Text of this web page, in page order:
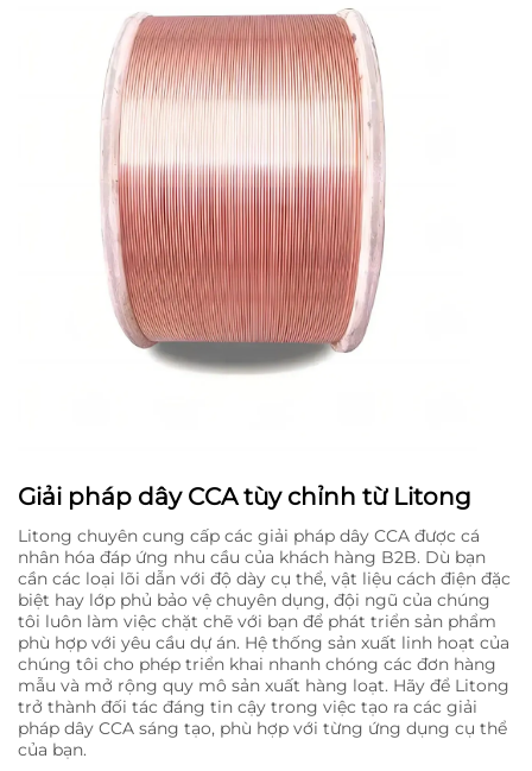
Giải pháp dây CCA tùy chỉnh từ Litong
Litong chuyên cung cấp các giải pháp dây CCA được cá
nhân hóa đáp ứng nhu cầu của khách hàng B2B. Dù bạn
cần các loại lõi dẫn với độ dày cụ thể, vật liệu cách điện đặc
biệt hay lớp phủ bảo vệ chuyên dụng, đội ngũ của chúng
tôi luôn làm việc chặt chẽ với bạn để phát triển sản phẩm
phù hợp với yêu cầu dự án. Hệ thống sản xuất linh hoạt của
chúng tôi cho phép triển khai nhanh chóng các đơn hàng
mẫu và mở rộng quy mô sản xuất hàng loạt. Hãy để Litong
trở thành đối tác đáng tin cậy trong việc tạo ra các giải
pháp dây CCA sáng tạo, phù hợp với từng ứng dụng cụ thể
của bạn.